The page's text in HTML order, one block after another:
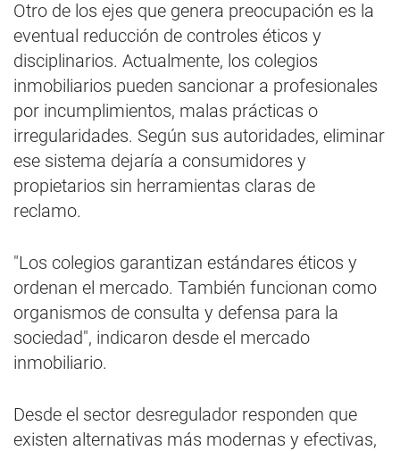
Otro de los ejes que genera preocupación es la
eventual reducción de controles éticos y
disciplinarios. Actualmente, los colegios
inmobiliarios pueden sancionar a profesionales
por incumplimientos, malas prácticas o
irregularidades. Según sus autoridades, eliminar
ese sistema dejaría a consumidores y
propietarios sin herramientas claras de
reclamo.
"Los colegios garantizan estándares éticos y
ordenan el mercado. También funcionan como
organismos de consulta y defensa para la
sociedad", indicaron desde el mercado
inmobiliario.
Desde el sector desregulador responden que
existen alternativas más modernas y efectivas,